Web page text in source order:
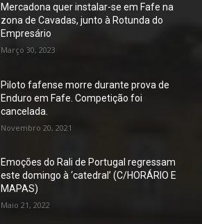
Mercadona quer instalar-se em Fafe na
zona de Cavadas, junto à Rotunda do
Empresário
Março 30, 2023
Piloto fafense morre durante prova de
Enduro em Fafe. Competição foi
cancelada.
Novembro 20, 2021
Emoções do Rali de Portugal regressam
este domingo à ‘catedral’ (C/HORÁRIO E
MAPAS)
Maio 21, 2022